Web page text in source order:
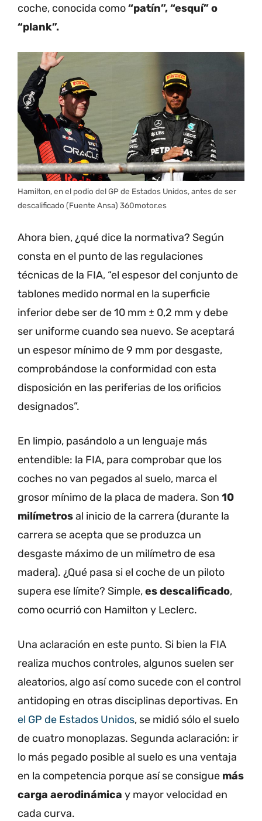
coche, conocida como“patín”, “esquí” o
“plank”.
Hamilton, en el podio del GP de Estados Unidos, antes de ser
descalificado (Fuente Ansa) 360motor.es
Ahora bien, ¿qué dice la normativa? Según
consta en el punto de las regulaciones
técnicas de la FIA, “el espesor del conjunto de
tablones medido normal en la superficie
inferior debe ser de 10 mm ± 0,2 mm y debe
ser uniforme cuando sea nuevo. Se aceptará
un espesor mínimo de 9 mm por desgaste,
comprobándose la conformidad con esta
disposición en las periferias de los orificios
designados”.
En limpio, pasándolo a un lenguaje más
entendible: la FIA, para comprobar que los
coches no van pegados al suelo, marca el
grosor mínimo de la placa de madera. Son 10
milímetrosal inicio de la carrera (durante la
carrera se acepta que se produzca un
desgaste máximo de un milímetro de esa
madera). ¿Qué pasa si el coche de un piloto
supera ese límite? Simple,es descalificado,
como ocurrió con Hamilton y Leclerc.
Una aclaración en este punto. Si bien la FIA
realiza muchos controles, algunos suelen ser
aleatorios, algo así como sucede con el control
antidoping en otras disciplinas deportivas. En
el GP de Estados Unidos, se midió sólo el suelo
de cuatro monoplazas. Segunda aclaración: ir
lo más pegado posible al suelo es una ventaja
en la competencia porque así se consigue más
carga aerodinámica y mayor velocidad en
cada curva.